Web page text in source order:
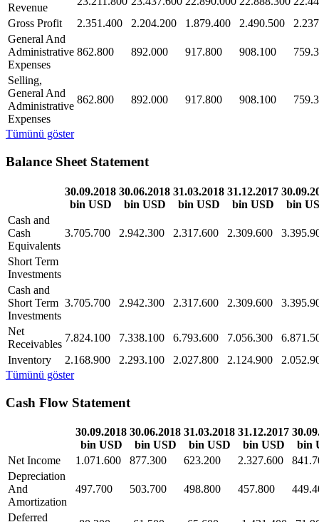
Revenue
Gross Profit
2.351.400 2.204.200 1.879.400 2.490.500
General And
Administrative
Expenses
862.800 892.000 917.800 908.100
Selling,
General And
Administrative
Expenses
862.800 892.000 917.800 908.100
Tümünü göster
Balance Sheet Statement
30.09.2018
bin USD
30.06.2018
bin USD
31.03.2018
bin USD
31.12.2017
bin USD
bin
Cash and
Cash
Equivalents
3.705.700 2.942.300 2.317.600 2.309.600
Short Term
Investments
Cash and
Short Term
Investments
3.705.700 2.942.300 2.317.600 2.309.600
Net
Receivables
7.824.100 7.338.100 6.793.600 7.056.300
Inventory
2.168.900 2.293.100 2.027.800 2.124.900
Tümünü göster
Cash Flow Statement
30.09.2018
bin USD
30.06.2018
bin USD
31.03.2018
bin USD
31.12.2017
bin USD
bin
Net Income
1.071.600 877.300 623.200 2.327.600
Depreciation
And
Amortization
497.700 503.700 498.800 457.800
Deferred